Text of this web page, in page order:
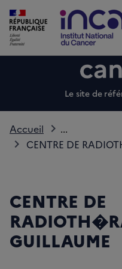
Le site de
Accueil
...
CENTRE DE
CENTRE DE
GUILLAUME